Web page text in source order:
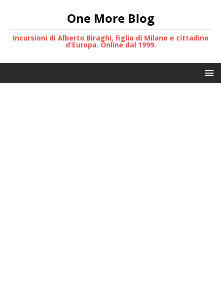
One More Blog
Incursioni di Alberto Biraghi, figlio di Milano e cittadino
d'Europa. Online dal 1999.